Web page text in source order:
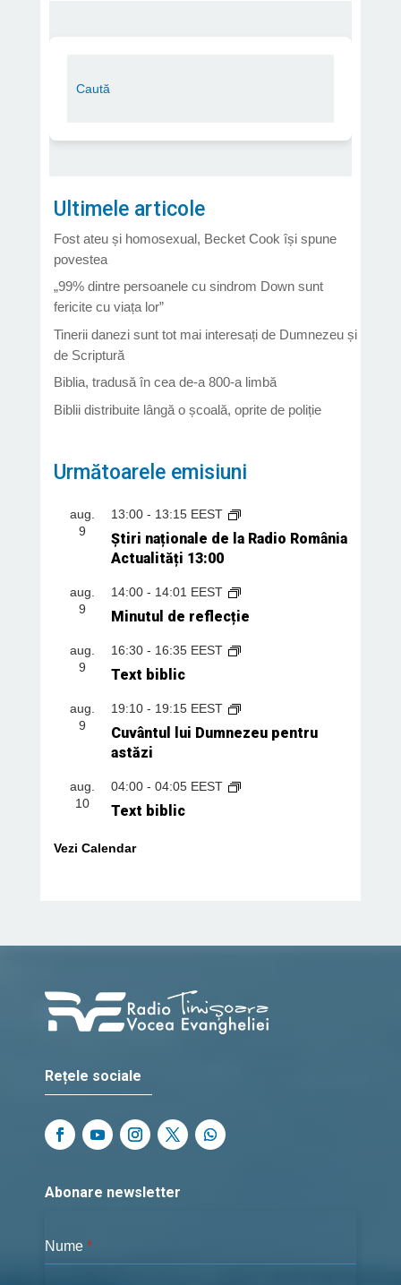
Ultimele articole
Fost ateu și homosexual, Becket Cook își spune
povestea
„99% dintre persoanele cu sindrom Down sunt
fericite cu viața lor”
Tinerii danezi sunt tot mai interesați de Dumnezeu și
de Scriptură
Biblia, tradusă în cea de-a 800-a limbă
Biblii distribuite lângă o școală, oprite de poliție
Următoarele emisiuni
aug.
9
13:00- 13:15 EEST
Știri naționale de la Radio România
Actualități 13:00
aug.
9
14:00- 14:01 EEST
Minutul de reflecție
aug.
9
16:30- 16:35 EEST
Text biblic
aug.
9
19:10- 19:15 EEST
Cuvântul lui Dumnezeu pentru
astăzi
aug.
10
04:00- 04:05 EEST
Text biblic
Vezi Calendar
Rețele sociale
Abonare newsletter
Nume *